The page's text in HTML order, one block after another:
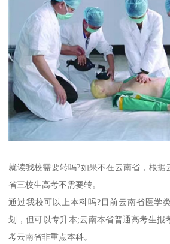
就读我校需要转吗?如果不在云南省，根据
省三校生高考不需要转。
通过我校可以上本科吗?目前云南省医学
划，但可以专升本;云南本省普通高考生报
考云南省非重点本科。